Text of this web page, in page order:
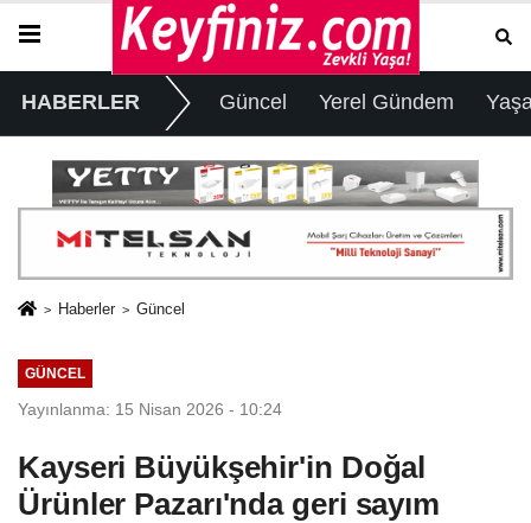
HABERLER Güncel Yerel Gündem
Haberler Güncel
GÜNCEL
Yayınlanma: 15 Nisan 2026 - 10:24
Kayseri Büyükşehir'in Doğal
Ürünler Pazarı'nda geri sayım